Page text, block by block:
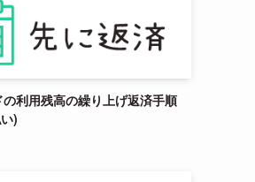
利用残高の繰り上げ返済手順
)